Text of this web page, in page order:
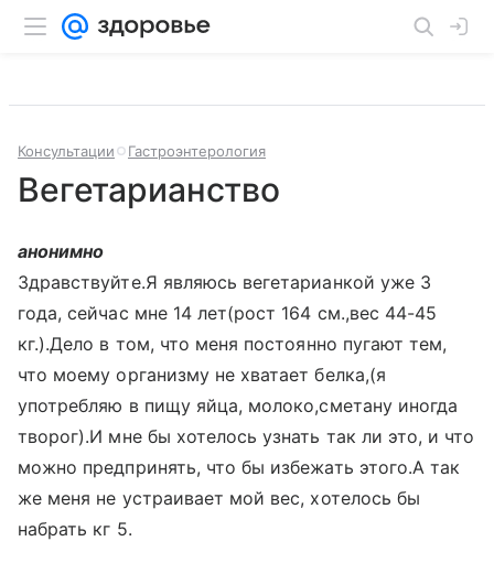
Консультации Гастроэнтерология
Вегетарианство
анонимно
Здравствуйте.Я являюсь вегетарианкой уже 3
года, сейчас мне 14 лет(рост 164 см.,вес 44-45
кг.).Дело в том, что меня постоянно пугают тем,
что моему организму не хватает белка,(я
употребляю в пищу яйца, молоко,сметану иногда
творог).И мне бы хотелось узнать так ли это, и что
можно предпринять, что бы избежать этого.А так
же меня не устраивает мой вес, хотелось бы
набрать кг 5.